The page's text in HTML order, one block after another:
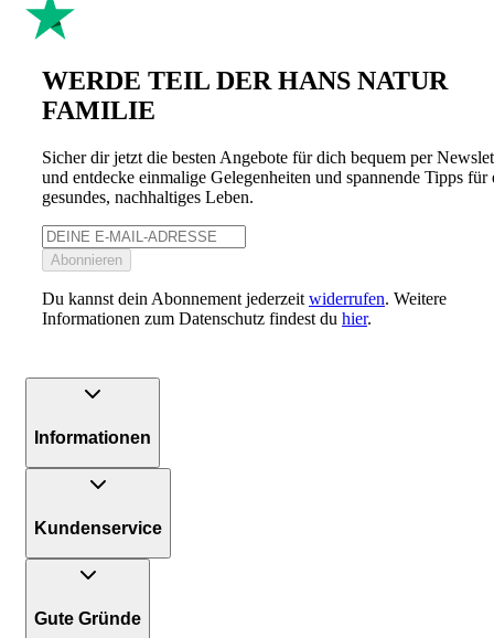
WERDE TEIL DER HANS NATUR
FAMILIE
Sicher dir jetzt die besten Angebote für dich bequem per
und entdecke einmalige Gelegenheiten und spannende Tipps für
gesundes, nachhaltiges Leben.
Abonnieren
Du kannst dein Abonnement jederzeit widerrufen. Weitere
Informationen zum Datenschutz findest du hier.
Informationen
Kundenservice
Gute Gründe